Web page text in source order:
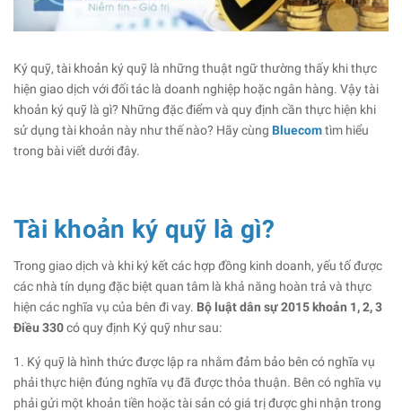
Ký quỹ, tài khoản ký quỹ là những thuật ngữ thường thấy khi thực
hiện giao dịch với đối tác là doanh nghiệp hoặc ngân hàng. Vậy tài
khoản ký quỹ là gì? Những đặc điểm và quy định cần thực hiện khi
sử dụng tài khoản này như thế nào? Hãy cùng Bluecomtìm hiểu
trong bài viết dưới đây.
Tài khoản ký quỹ là gì?
Trong giao dịch và khi ký kết các hợp đồng kinh doanh, yếu tố được
các nhà tín dụng đặc biệt quan tâm là khả năng hoàn trả và thực
hiện các nghĩa vụ của bên đi vay. Bộ luật dân sự 2015 khoản 1, 2, 3
Điều 330có quy định Ký quỹ như sau:
1. Ký quỹ là hình thức được lập ra nhằm đảm bảo bên có nghĩa vụ
phải thực hiện đúng nghĩa vụ đã được thỏa thuận. Bên có nghĩa vụ
phải gửi một khoản tiền hoặc tài sản có giá trị được ghi nhận trong